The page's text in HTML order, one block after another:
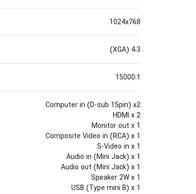
1024x768
4:3 (XGA)
15000:1
Computer in (D-sub 15pin) x2
HDMI x 2
Monitor out x 1
Composite Video in (RCA) x 1
S-Video in x 1
Audio in (Mini Jack) x 1
Audio out (Mini Jack) x 1
Speaker 2W x 1
USB (Type mini B) x 1